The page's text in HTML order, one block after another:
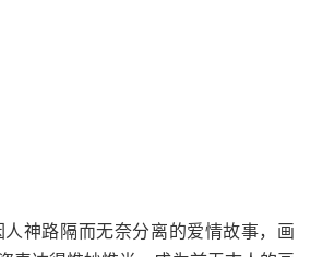
人神路隔而无奈分离的爱情故事，画